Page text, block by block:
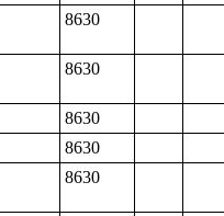
8630
8630
8630
8630
8630